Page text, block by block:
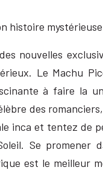
histoire mystérieuse
nouvelles
Le Machu
à faire la
des
inca et tentez de
Se promener
est le meilleur